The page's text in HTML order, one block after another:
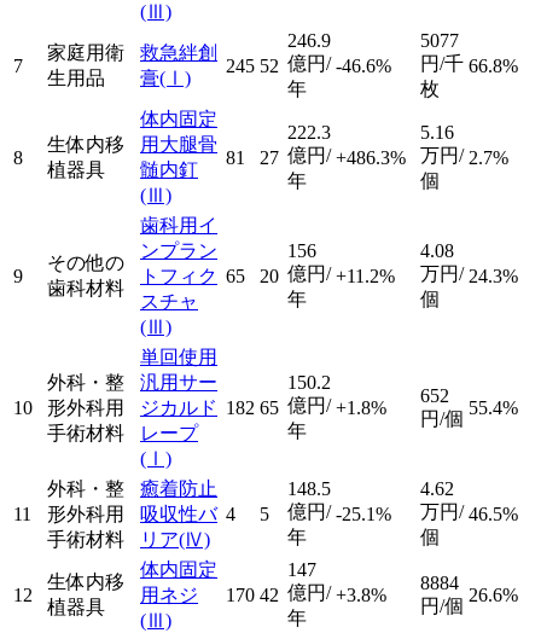
(Ⅲ)
7
家庭用衛
生用品
救急絆創
膏(Ⅰ)
245 52
246.9
億円/
年
-46.6%
5077
円/千
枚
66.8%
8
生体内移
植器具
体内固定
用大腿骨
髄内釘
(Ⅲ)
81 27
222.3
億円/
年
+486.3%
5.16
万円/
個
2.7%
9
その他の
歯科材料
歯科用イ
ンプラン
トフィク
スチャ
(Ⅲ)
65 20
156
億円/
年
+11.2%
4.08
万円/
個
24.3%
10
外科・整
形外科用
手術材料
単回使用
汎用サー
ジカルド
レープ
(Ⅰ)
182 65
150.2
億円/
年
+1.8%
652
円/個
55.4%
11
外科・整
形外科用
手術材料
癒着防止
吸収性バ
リア(Ⅳ)
4 5
148.5
億円/
年
-25.1%
4.62
万円/
個
46.5%
12
生体内移
植器具
体内固定
用ネジ
(Ⅲ)
170 42
147
億円/
年
+3.8%
8884
円/個
26.6%